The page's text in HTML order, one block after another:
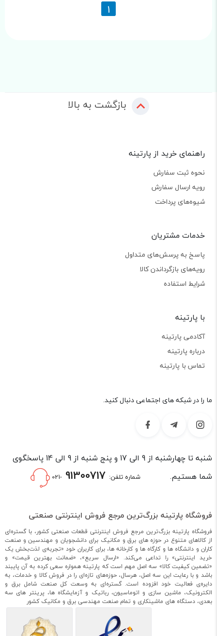
1
بازگشت به بالا
راهنمای خرید از پارتینه
نحوه ثبت سفارش
رویه ارسال سفارش
شیوه‌های پرداخت
خدمات مشتریان
پاسخ به پرسش‌های متداول
رویه‌های بازگرداندن کالا
شرایط استفاده
با پارتینه
آکادمی پارتینه
درباره پارتینه
تماس با پارتینه
ما را در شبکه های اجتماعی دنبال کنید.
شنبه تا چهارشنبه از 9 الی 17 و پنج شنبه از 9 الی 14 پاسخگوی
شما هستیم.
شماره تلفن: -021
فروشگاه پارتینه بزرگ‌ترین مرجع فروش اینترنتی صنعتی
فروشگاه پارتینه بزرگ‌ترین مرجع فروش اینترنتی قطعات صنعتی کشور، با گستره‌ای
از کالاهای متنوع در حوزه های برق و مکانیک برای دانشجویان و مهندسین و صنعت
کاران و دانشگاه ها و کارگاه ها و کارخانه ها، برای کاربران خود «تجربه‌ی لذت‌بخش یک
خرید اینترنتی» را تداعی می‌کند. «ارسال سریع»، «ضمانت بهترین قیمت» و
«تضمین کیفیت کالا» سه اصل مهم است که پارتینه همواره سعی کرده به آن پایبند
باشد و با رعایت این سه اصل، هرسال، حوزه‌های تازه‌ای را در فروش کالا و خدمات، به
دایره‌ی فعالیت خود افزوده است. گستره‌ای به وسعت کل صنعت شامل برق و
الکترونیک، ماشین سازی و اتوماسیون، رباتیک و آزمایشگاه ها، پرینتر های سه
بعدی، دستگاه های ماشینکاری و تمام صنعت مهندسی برق و مکانیک کشور